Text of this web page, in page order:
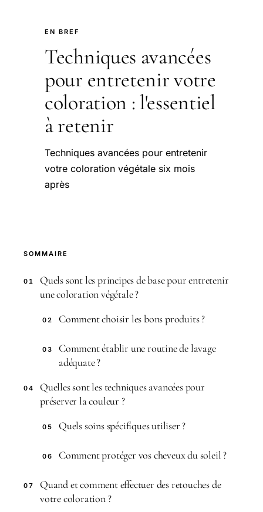
EN BREF
Techniques avancées
pour entretenir votre
coloration : l'essentiel
à retenir
Techniques avancées pour entretenir
votre coloration végétale six mois
après
SOMMAIRE
01
Quels sont les principes de base pour entretenir
une coloration végétale ?
02 Comment choisir les bons produits ?
03
Comment établir une routine de lavage
adéquate ?
04
Quelles sont les techniques avancées pour
préserver la couleur ?
05 Quels soins spécifiques utiliser ?
06 Comment protéger vos cheveux du soleil ?
07
Quand et comment effectuer des retouches de
votre coloration ?